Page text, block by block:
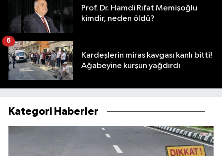
Prof. Dr. Hamdi Rıfat Memişoğlu
kimdir, neden öldü?
Kardeşlerin miras kavgası kanlı bitti!
Ağabeyine kurşun yağdırdı
6
Kategori Haberler